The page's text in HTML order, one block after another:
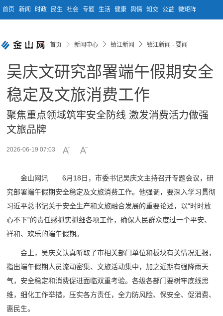
首页 新闻 时政 民生 社会 专题 生活 健康 舆情 知交 公益 微矩阵
首页 新闻中心 镇江新闻 镇江新闻 - 要闻
吴庆文研究部署端午假期安全
稳定及文旅消费工作
聚焦重点领域筑牢安全防线 激发消费活力做强
文旅品牌
2026-06-19 07:03
金山网讯 6月18日，市委书记吴庆文主持召开专题会议，研
究部署端午假期安全稳定及文旅消费工作。他强调，要深入学习贯彻
习近平总书记关于安全生产和文旅融合发展的重要论述，以“时时放
心不下”的责任感抓实抓细各项工作，确保人民群众度过一个平安、
祥和、欢乐的端午假期。
会上，吴庆文认真听取了市相关部门单位和板块有关情况汇报，
指出端午假期人员流动密集、文旅活动集中，加之近期有强降雨天
气，安全稳定和消费促进面临双重考验。各级各部门要树牢底线思
维，细化工作举措，压实各方责任，全力防风险、保安全、促消费、
惠民生。